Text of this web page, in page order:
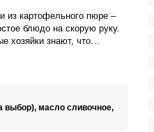
из картофельного пюре –
блюдо на скорую руку.
хозяйки знают, что
выбор), масло сливочное,